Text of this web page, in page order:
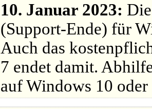
10. Januar 2023:
(Support-Ende) für
Auch das
7 endet damit.
auf Windows 10 oder